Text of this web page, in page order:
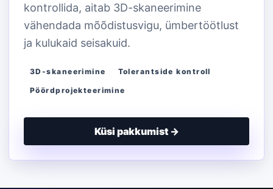
kontrollida, aitab 3D-skaneerimine
vähendada mõõdistusvigu, ümbertöötlust
ja kulukaid seisakuid.
3D-skaneerimine Tolerantside kontroll
Pöördprojekteerimine
Küsi pakkumist →